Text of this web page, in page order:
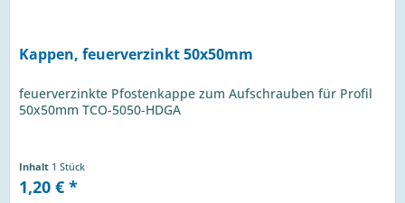
Kappen, feuerverzinkt 50x50mm
feuerverzinkte Pfostenkappe zum Aufschrauben für Profil
50x50mm TCO-5050-HDGA
Inhalt 1 Stück
1,20 € *